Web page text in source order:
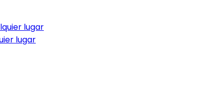
lugar